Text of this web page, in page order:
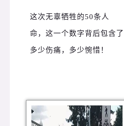
这次无辜牺牲的50条人
命，这一个数字背后包含了
多少伤痛，多少惋惜！